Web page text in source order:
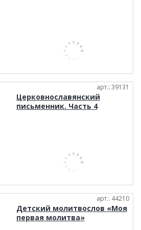
арт.: 39131
Церковнославянский
письменник. Часть 4
арт.: 44210
Детский молитвослов «Моя
первая молитва»